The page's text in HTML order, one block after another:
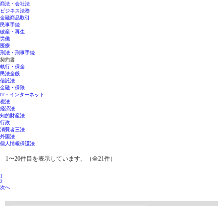
商法・会社法
ビジネス法務
金融商品取引
民事手続
破産・再生
労働
医療
刑法・刑事手続
契約書
執行・保全
民法全般
信託法
金融・保険
IT・インターネット
税法
経済法
知的財産法
行政
消費者三法
外国法
個人情報保護法
1〜20件目を表示しています。（全21件）
1
2
次へ